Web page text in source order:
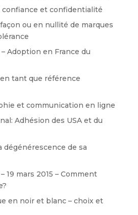
confiance et confidentialité
ou en nullité de marques
Adoption en France du
tant que référence
et communication en ligne
Adhésion des USA et du
dégénérescence de sa
19 mars 2015 – Comment
en noir et blanc – choix et